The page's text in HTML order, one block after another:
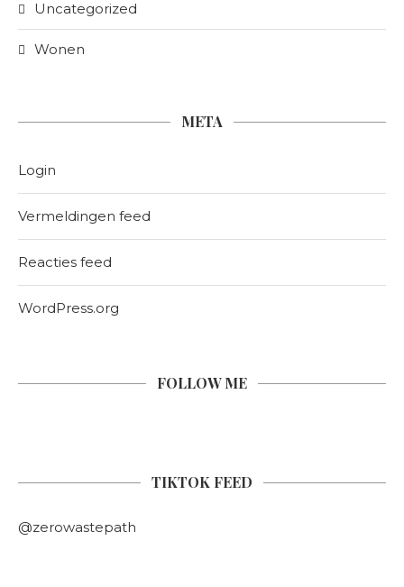
Uncategorized
Wonen
META
Login
Vermeldingen feed
Reacties feed
WordPress.org
FOLLOW ME
TIKTOK FEED
@zerowastepath